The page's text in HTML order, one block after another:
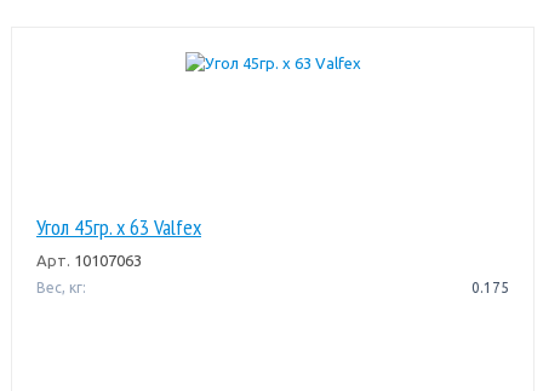
Угол 45гр. х 63 Valfex
Арт. 10107063
Вес, кг: 0.175